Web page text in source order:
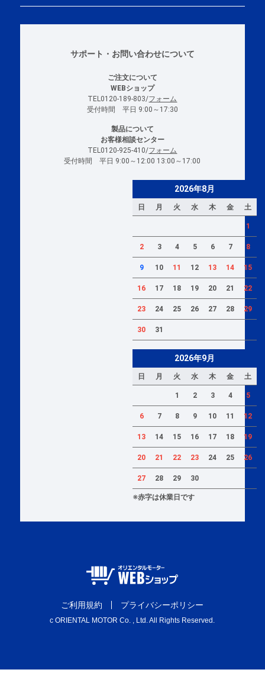
サポート・お問い合わせについて
ご注文について
WEBショップ
TEL0120-189-803/フォーム
受付時間 平日 9:00～17:30
製品について
お客様相談センター
TEL0120-925-410/フォーム
受付時間 平日 9:00～12:00 13:00～17:00
ご利用規約 プライバシーポリシー
c ORIENTAL MOTOR Co. , Ltd. All Rights Reserved.
2026年8月
日 月 火 水 木 金 土
1
2 3 4 5 6 7 8
9 10 11 12 13 14 15
16 17 18 19 20 21 22
23 24 25 26 27 28 29
30 31
2026年9月
日 月 火 水 木 金 土
1 2 3 4 5
6 7 8 9 10 11 12
13 14 15 16 17 18 19
20 21 22 23 24 25 26
27 28 29 30
※赤字は休業日です